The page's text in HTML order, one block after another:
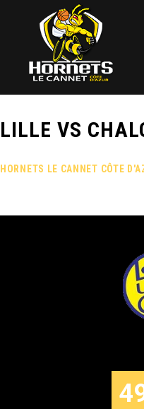
LILLE VS
HORNETS LE CANNET CÔTE